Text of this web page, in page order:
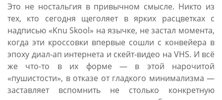
Это не ностальгия в привычном смысле. Никто из
тех, кто сегодня щеголяет в ярких расцветках с
надписью «Knu Skool» на язычке, не застал момента,
когда эти кроссовки впервые сошли с конвейера в
эпоху диал-ап интернета и скейт-видео на VHS. И всё
же что-то в их форме — в этой нарочитой
«пушистости», в отказе от гладкого минимализма —
заставляет вспомнить не столько конкретную